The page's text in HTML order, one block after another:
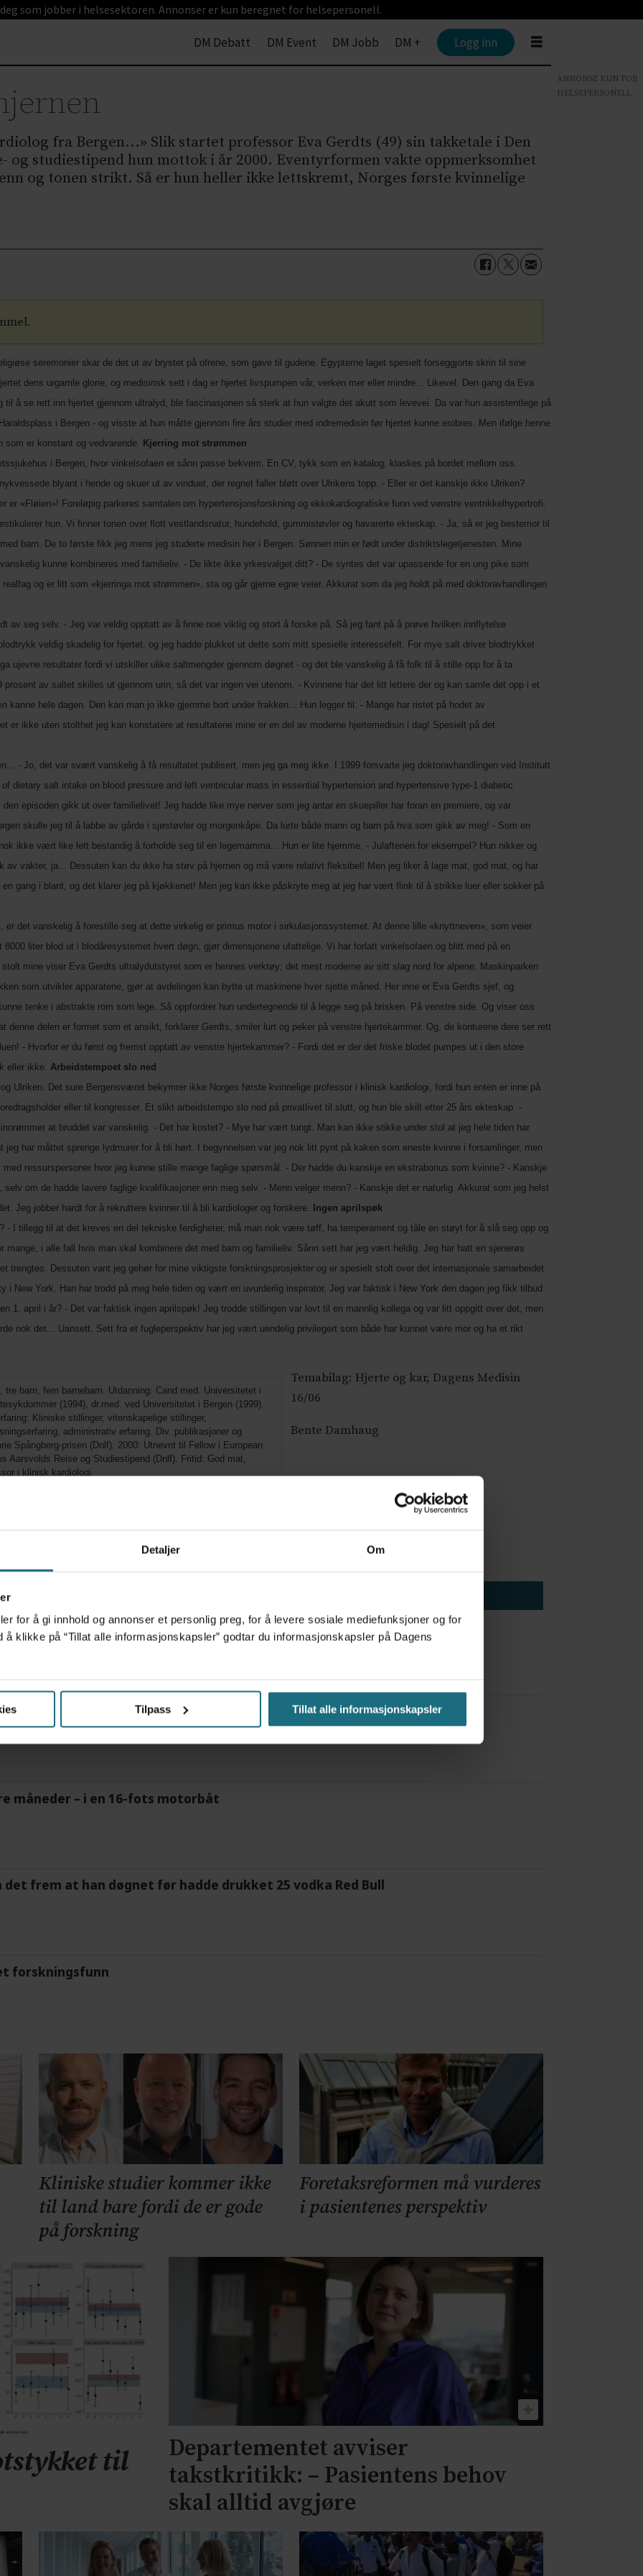
Detaljer Om
for å gi innhold og annonser et personlig preg, for å levere sosiale mediefunksjoner og for
å klikke på “Tillat alle informasjonskapsler” godtar du informasjonskapsler på Dagens
Tilpass Tillat alle informasjonskapsler
som jobber i helsesektoren. Annonser er kun beregnet for helsepersonell.
DM Debatt DM Event DM Jobb DM + Logg inn
fra Bergen...» Slik startet professor Eva Gerdts (49) sin takketale i Den
studiestipend hun mottok i år 2000. Eventyrformen vakte oppmerksomhet
og tonen strikt. Så er hun heller ikke lettskremt, Norges første kvinnelige
seremonier skar de det ut av brystet på ofrene, som gave til gudene. Egypterne laget spesielt forseggjorte skrin til sine
dens urgamle glorie, og medisinsk sett i dag er hjertet livspumpen vår, verken mer eller mindre... Likevel. Den gang da Eva
til å se rett inn hjertet gjennom ultralyd, ble fascinasjonen så sterk at hun valgte det akutt som levevei. Da var hun assistentlege på
i Bergen - og visste at hun måtte gjennom fire års studier med indremedisin før hjertet kunne erobres. Men ifølge henne
som er konstant og vedvarende. Kjerring mot strømmen
i Bergen, hvor vinkelsofaen er sånn passe bekvem. En CV, tykk som en katalog, klaskes på bordet mellom oss.
blyant i hende og skuer ut av vinduet, der regnet faller bløtt over Ulrikens topp. - Eller er det kanskje ikke Ulriken?
«Fløien»! Foreløpig parkeres samtalen om hypertensjonsforskning og ekkokardiografiske funn ved venstre ventrikkelhypertrofi.
hun. Vi finner tonen over flott vestlandsnatur, hundehold, gummistøvler og havarerte ekteskap. - Ja, så er jeg bestemor til
barn. De to første fikk jeg mens jeg studerte medisin her i Bergen. Sønnen min er født under distriktslegetjenesten. Mine
kunne kombineres med familieliv. - De likte ikke yrkesvalget ditt? - De syntes det var upassende for en ung pike som
og er litt som «kjerringa mot strømmen», sta og går gjerne egne veier. Akkurat som da jeg holdt på med doktoravhandlingen
av seg selv. - Jeg var veldig opptatt av å finne noe viktig og stort å forske på. Så jeg fant på å prøve hvilken innflytelse
veldig skadelig for hjertet, og jeg hadde plukket ut dette som mitt spesielle interessefelt. For mye salt driver blodtrykket
ujevne resultater fordi vi utskiller ulike saltmengder gjennom døgnet - og det ble vanskelig å få folk til å stille opp for å ta
av saltet skilles ut gjennom urin, så det var ingen vei utenom. - Kvinnene har det litt lettere der og kan samle det opp i et
kanne hele dagen. Den kan man jo ikke gjemme bort under frakken... Hun legger til: - Mange har ristet på hodet av
er ikke uten stolthet jeg kan konstatere at resultatene mine er en del av moderne hjertemedisin i dag! Spesielt på det
- Jo, det var svært vanskelig å få resultatet publisert, men jeg ga meg ikke. I 1999 forsvarte jeg doktoravhandlingen ved Institutt
dietary salt intake on blood pressure and left ventricular mass in essential hypertension and hypertensive type-1 diabetic
episoden gikk ut over familielivet! Jeg hadde like mye nerver som jeg antar en skuepiller har foran en premiere, og var
skulle jeg til å labbe av gårde i sjøstøvler og morgenkåpe. Da lurte både mann og barn på hva som gikk av meg! - Som en
ikke vært like lett bestandig å forholde seg til en legemamma... Hun er lite hjemme. - Julaftenen for eksempel? Hun nikker og
av vakter, ja... Dessuten kan du ikke ha støv på hjernen og må være relativt fleksibel! Men jeg liker å lage mat, god mat, og har
gang i blant, og det klarer jeg på kjøkkenet! Men jeg kan ikke påskryte meg at jeg har vært flink til å strikke luer eller sokker på
er det vanskelig å forestille seg at dette virkelig er primus motor i sirkulasjonssystemet. At denne lille «knyttneven», som veier
liter blod ut i blodåresystemet hvert døgn, gjør dimensjonene ufattelige. Vi har forlatt vinkelsofaen og blitt med på en
mine viser Eva Gerdts ultralydutstyret som er hennes verktøy; det mest moderne av sitt slag nord for alpene. Maskinparken
som utvikler apparatene, gjør at avdelingen kan bytte ut maskinene hver sjette måned. Her inne er Eva Gerdts sjef, og
tenke i abstrakte rom som lege. Så oppfordrer hun undertegnende til å legge seg på brisken. På venstre side. Og viser oss
denne delen er formet som et ansikt, forklarer Gerdts, smiler lurt og peker på venstre hjertekammer. Og, de konturene dere ser rett
- Hvorfor er du først og fremst opptatt av venstre hjertekammer? - Fordi det er der det friske blodet pumpes ut i den store
eller ikke. Arbeidstempoet slo ned
Ulriken. Det sure Bergensværet bekymrer ikke Norges første kvinnelige professor i klinisk kardiologi, fordi hun enten er inne på
eller til kongresser. Et slikt arbeidstempo slo ned på privatlivet til slutt, og hun ble skilt etter 25 års ekteskap. -
at bruddet var vanskelig. - Det har kostet? - Mye har vært tungt. Man kan ikke stikke under stol at jeg hele tiden har
har måttet sprenge lydmurer for å bli hørt. I begynnelsen var jeg nok litt pynt på kaken som eneste kvinne i forsamlinger, men
ressurspersoner hvor jeg kunne stille mange faglige spørsmål. - Der hadde du kanskje en ekstrabonus som kvinne? - Kanskje
om de hadde lavere faglige kvalifikasjoner enn meg selv. - Menn velger menn? - Kanskje det er naturlig. Akkurat som jeg helst
Jeg jobber hardt for å rekruttere kvinner til å bli kardiologer og forskere.
Ingen aprilspøk
- I tillegg til at det kreves en del tekniske ferdigheter, må man nok være tøff, ha temperament og tåle en støyt for å slå seg opp og
mange, i alle fall hvis man skal kombinere det med barn og familieliv. Sånn sett har jeg vært heldig. Jeg har hatt en sjenerøs
trengtes. Dessuten vant jeg gehør for mine viktigste forskningsprosjekter og er spesielt stolt over det internasjonale samarbeidet
i New York. Han har trodd på meg hele tiden og vært en uvurderlig inspirator. Jeg var faktisk i New York den dagen jeg fikk tilbud
1. april i år? - Det var faktisk ingen aprilspøk! Jeg trodde stillingen var lovt til en mannlig kollega og var litt oppgitt over det, men
nok det... Uansett. Sett fra et fugleperspektiv har jeg vært uendelig privilegert som både har kunnet være mor og ha et rikt
barn, fem barnebarn. Utdanning: Cand.med. Universitetet i
(1994), dr.med. ved Universitetet i Bergen (1999).
Kliniske stillinger, vitenskapelige stillinger,
administrativ erfaring. Div. publikasjoner og
Spångberg-prisen (Dnlf). 2000: Utnevnt til Fellow i European
Aarsvolds Reise og Studiestipend (Dnlf). Fritid: God mat,
i klinisk kardiologi.
Temabilag: Hjerte og kar, Dagens Medisin
16/06
Bente Damhaug
for psykisk helsehjelp
frigjør tid for helsepersonell: – Det er helt magisk å være forvakt nå
måneder – i en 16-fots motorbåt
det frem at han døgnet før hadde drukket 25 vodka Red Bull
forskningsfunn
Kliniske studier kommer ikke
til land bare fordi de er gode
på forskning
Foretaksreformen må vurderes
i pasientenes perspektiv
til
Departementet avviser
takstkritikk: – Pasientens behov
skal alltid avgjøre
ANNONSE KUN FOR
HELSEPERSONELL